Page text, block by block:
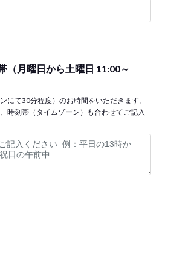
（月曜日から土曜日 11:00～
にて30分程度）のお時間をいただきます。
時刻帯（タイムゾーン）も合わせてご記入